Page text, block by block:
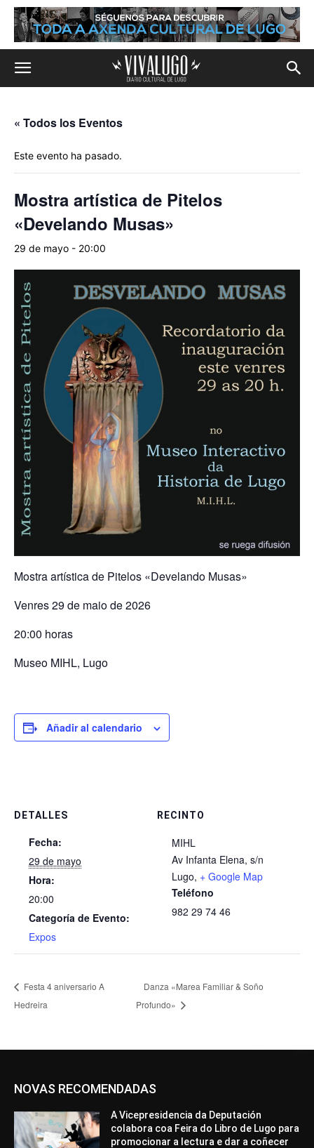
« Todos los Eventos
Este evento ha pasado.
Mostra artística de Pitelos
«Develando Musas»
29 de mayo - 20:00
Mostra artística de Pitelos «Develando Musas»
Venres 29 de maio de 2026
20:00 horas
Museo MIHL, Lugo
Añadir al calendario
DETALLES
Fecha:
29 de mayo
Hora:
20:00
Categoría de Evento:
Expos
RECINTO
MIHL
Av Infanta Elena, s/n
Lugo, + Google Map
Teléfono
982 29 74 46
Festa 4 aniversario A
Hedreira
Danza «Marea Familiar & Soño
Profundo»
NOVAS RECOMENDADAS
A Vicepresidencia da Deputación
colabora coa Feira do Libro de Lugo para
promocionar a lectura e dar a coñecer